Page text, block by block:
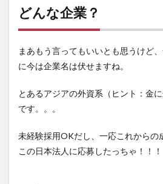
業？
年収
５０
０万
内
定が出
る・・・
前職
どんな企業？
まあもう言ってもいいとも思うけど
に今は企業名は伏せますね。
とあるアジアの外資系（ヒント：金
です。。。
未経験採用OKだし、一応これからの
この日本法人に応募したっちゃ！！！